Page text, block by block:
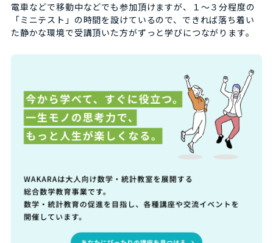
電車などで移動中などでも参加頂けますが、１～３分程度の
「ミニテスト」の時間を設けているので、できれば落ち着い
た静かな環境で受講頂いた方がずっと学びにつながります。